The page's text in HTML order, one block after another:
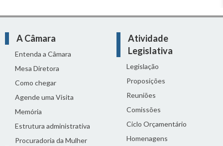
A Câmara
Entenda a Câmara
Mesa Diretora
Como chegar
Agende uma Visita
Memória
Estrutura administrativa
Procuradoria da Mulher
Atividade
Legislativa
Legislação
Proposições
Reuniões
Comissões
Ciclo Orçamentário
Homenagens